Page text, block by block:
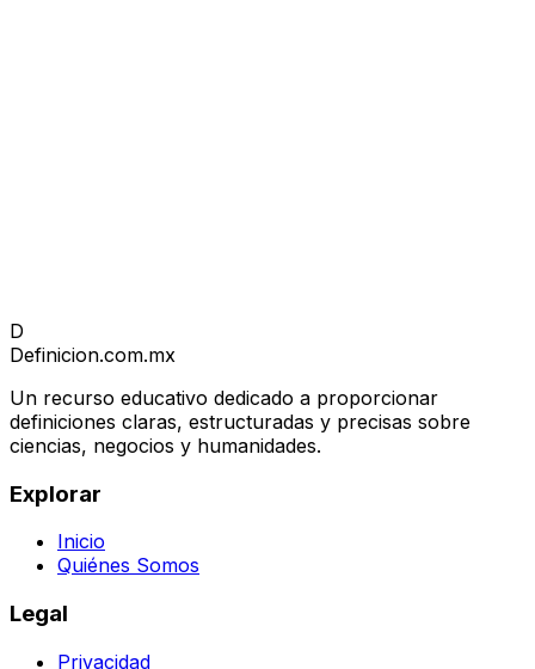
D
Definicion.com.mx
Un recurso educativo dedicado a proporcionar
definiciones claras, estructuradas y precisas sobre
ciencias, negocios y humanidades.
Explorar
Inicio
Quiénes Somos
Legal
Privacidad